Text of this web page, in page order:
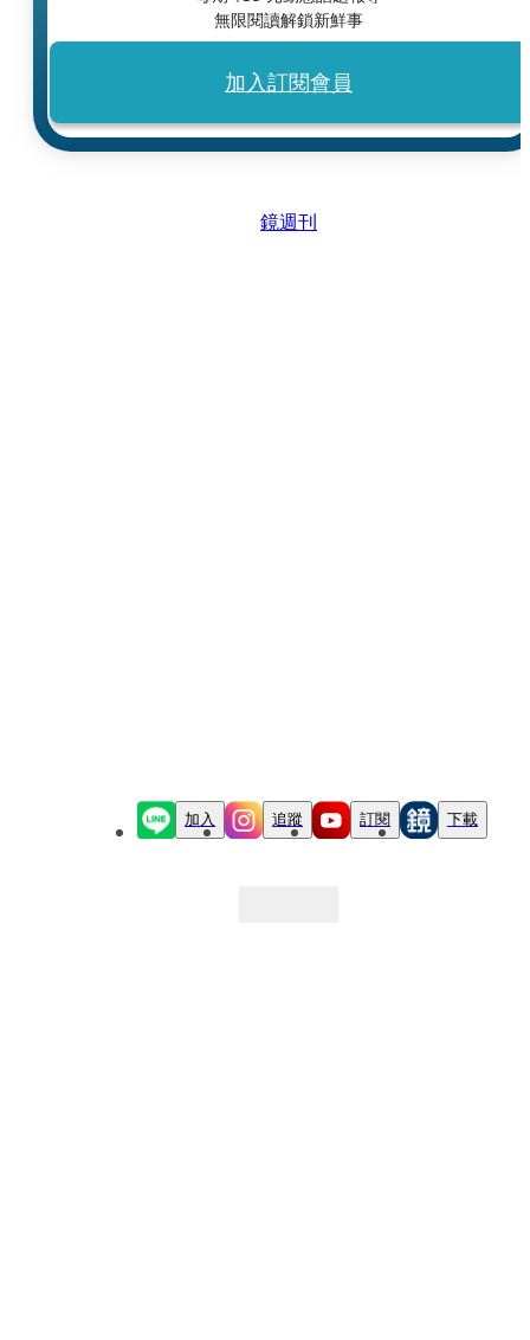
無限閱讀解鎖新鮮事
加入訂閱會員
鏡週刊
加入 追蹤 訂閱 下載